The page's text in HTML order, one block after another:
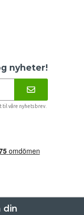
nyheter!
våre nyhetsbrev.
din